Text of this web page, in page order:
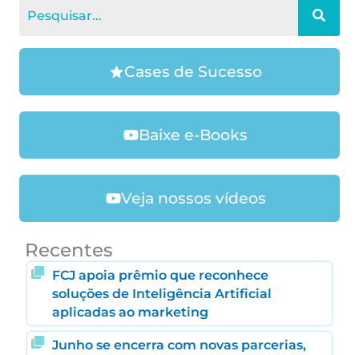
Cases de Sucesso
Baixe e-Books
Veja nossos vídeos
Recentes
FCJ apoia prêmio que reconhece
soluções de Inteligência Artificial
aplicadas ao marketing
Junho se encerra com novas parcerias,